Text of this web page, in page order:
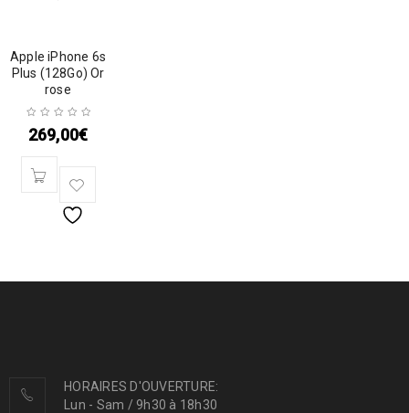
Apple iPhone 6s
Plus (128Go) Or
rose
269,00€
HORAIRES D'OUVERTURE:
Lun - Sam / 9h30 à 18h30